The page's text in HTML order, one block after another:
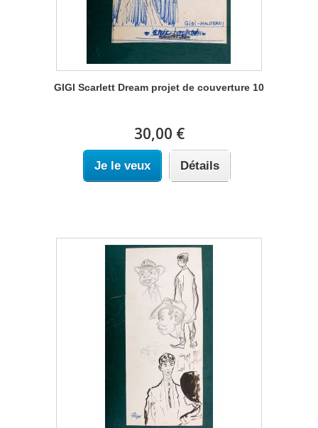
GIGI Scarlett Dream projet de couverture 10
30,00 €
Je le veux Détails